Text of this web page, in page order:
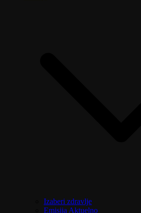
Izaberi zdravlje
Emisija Aktuelno